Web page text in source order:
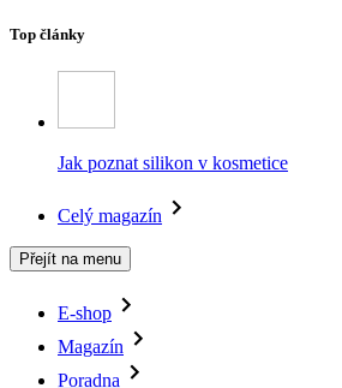
Top články
Jak poznat silikon v kosmetice
Celý magazín
Přejít na menu
E-shop
Magazín
Poradna